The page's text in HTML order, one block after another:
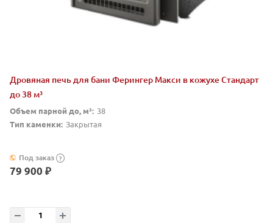
Дровяная печь для бани Ферингер Макси в кожухе Стандарт
до 38 м³
Объем парной до, м³: 38
Тип каменки: Закрытая
Под заказ ?
79 900 ₽